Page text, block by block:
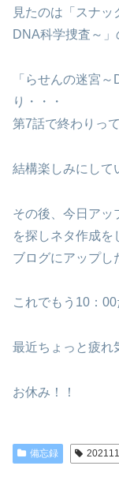
見たのは「スナッ
DNA科学捜査～」
「らせんの迷宮
り・・・
第7話で終わりっ
結構楽しみにして
その後、今日アッ
を探しネタ作成を
ブログにアップし
これでもう10：00
最近ちょっと疲れ
お休み！！
備忘録